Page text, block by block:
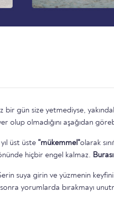
bir gün size yetmediyse,
olup olmadığını aşağıdan
üst üste "mükemmel"olarak
hiçbir engel kalmaz.
suya girin ve yüzmenin keyfini
yorumlarda bırakmayı